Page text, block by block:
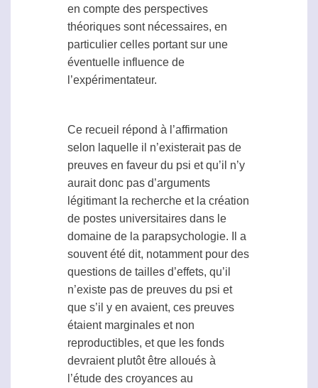
en compte des perspectives
théoriques sont nécessaires, en
particulier celles portant sur une
éventuelle influence de
l’expérimentateur.
Ce recueil répond à l’affirmation
selon laquelle il n’existerait pas de
preuves en faveur du psi et qu’il n’y
aurait donc pas d’arguments
légitimant la recherche et la création
de postes universitaires dans le
domaine de la parapsychologie. Il a
souvent été dit, notamment pour des
questions de tailles d’effets, qu’il
n’existe pas de preuves du psi et
que s’il y en avaient, ces preuves
étaient marginales et non
reproductibles, et que les fonds
devraient plutôt être alloués à
l’étude des croyances au